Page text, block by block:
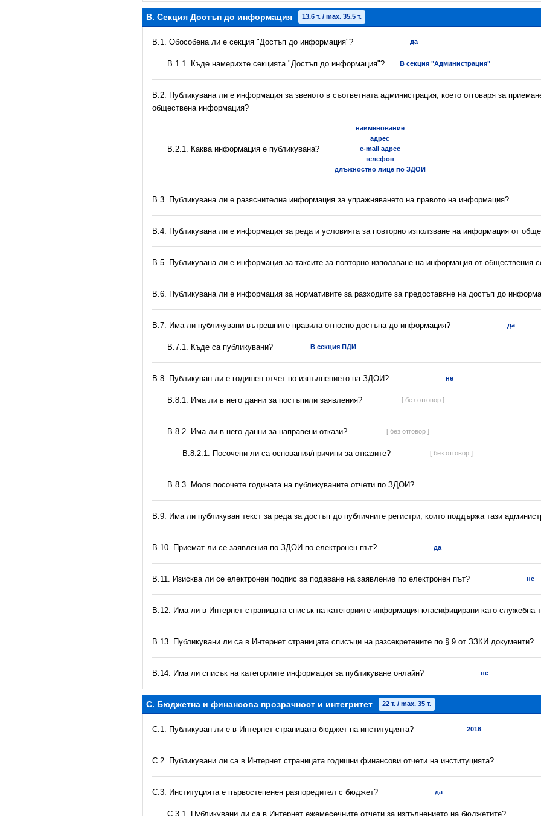
B. Секция Достъп до информация 13.6 т. / max. 35.5 т.
В.1. Обособена ли е секция "Достъп до информация"? да
В.1.1. Къде намерихте секцията "Достъп до информация"? В секция "Администрация"
В.2. Публикувана ли е информация за звеното в съответната администрация, което отговаря за
обществена информация?
B.2.1. Каква информация е публикувана?
наименование
адрес
e-mail адрес
телефон
длъжностно лице по ЗДОИ
В.3. Публикувана ли е разяснителна информация за упражняването на правото на информация?
В.4. Публикувана ли е информация за реда и условията за повторно използване на информация от
В.5. Публикувана ли е информация за таксите за повторно използване на информация от обществения
В.6. Публикувана ли е информация за нормативите за разходите за предоставяне на достъп до
В.7. Има ли публикувани вътрешните правила относно достъпа до информация? да
В.7.1. Къде са публикувани? В секция ПДИ
В.8. Публикуван ли е годишен отчет по изпълнението на ЗДОИ? не
В.8.1. Има ли в него данни за постъпили заявления? [ без отговор ]
В.8.2. Има ли в него данни за направени откази? [ без отговор ]
В.8.2.1. Посочени ли са основания/причини за отказите? [ без отговор ]
В.8.3. Моля посочете годината на публикуваните отчети по ЗДОИ?
В.9. Има ли публикуван текст за реда за достъп до публичните регистри, които поддържа тази
В.10. Приемат ли се заявления по ЗДОИ по електронен път? да
В.11. Изисква ли се електронен подпис за подаване на заявление по електронен път? не
В.12. Има ли в Интернет страницата списък на категориите информация класифицирани като служебна
В.13. Публикувани ли са в Интернет страницата списъци на разсекретените по § 9 от ЗЗКИ документи?
В.14. Има ли списък на категориите информация за публикуване онлайн? не
C. Бюджетна и финансова прозрачност и интегритет 22 т. / max. 35 т.
C.1. Публикуван ли е в Интернет страницата бюджет на институцията? 2016
C.2. Публикувани ли са в Интернет страницата годишни финансови отчети на институцията?
C.3. Институцията е първостепенен разпоредител с бюджет? да
С.3.1. Публикувани ли са в Интернет ежемесечните отчети за изпълнението на бюджетите?